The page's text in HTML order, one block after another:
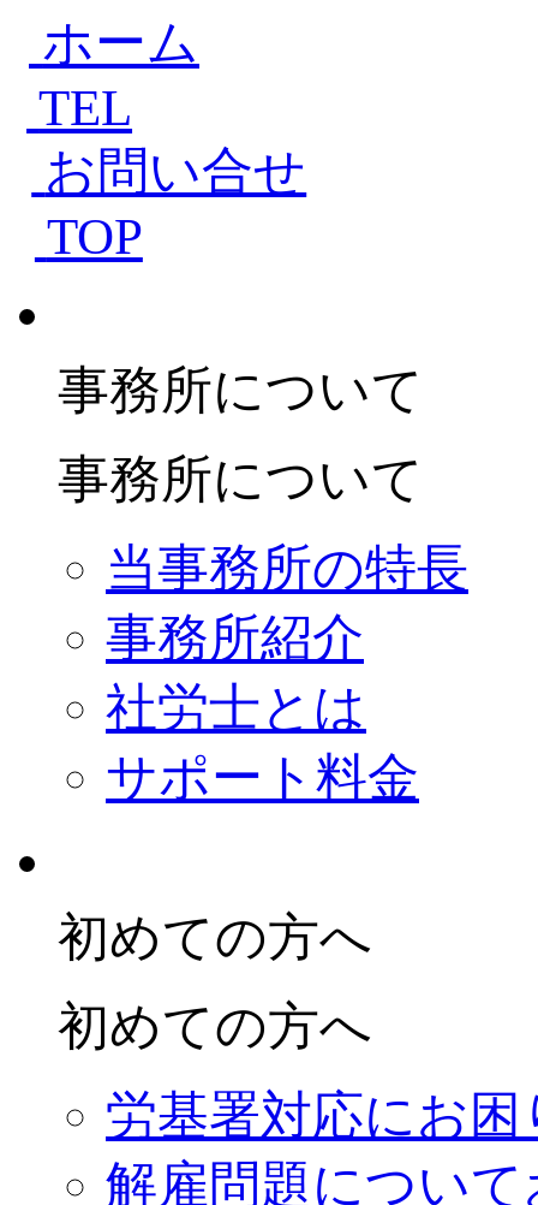
ホーム
TEL
お問い合せ
TOP
事務所について
事務所について
当事務所の特長
事務所紹介
社労士とは
サポート料金
初めての方へ
初めての方へ
労基署対応にお
解雇問題につい